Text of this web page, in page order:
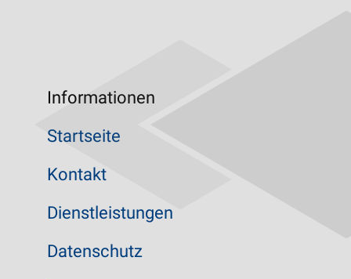
Informationen
Startseite
Kontakt
Dienstleistungen
Datenschutz